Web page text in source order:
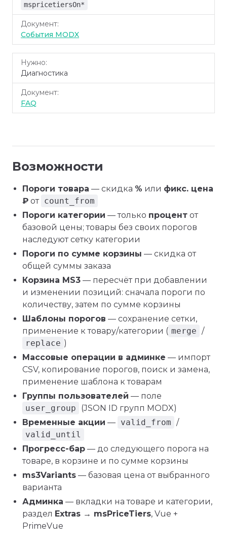
mspricetiersOn*
События MODX
Диагностика
FAQ
Возможности
Пороги товара — скидка % или фикс. цена
₽ от count_from
Пороги категории — только процент от
базовой цены; товары без своих порогов
наследуют сетку категории
Пороги по сумме корзины — скидка от
общей суммы заказа
Корзина MS3 — пересчёт при добавлении
и изменении позиций: сначала пороги по
количеству, затем по сумме корзины
Шаблоны порогов — сохранение сетки,
применение к товару/категории ( merge /
replace )
Массовые операции в админке — импорт
CSV, копирование порогов, поиск и замена,
применение шаблона к товарам
Группы пользователей — поле
user_group
(JSON ID групп MODX)
Временные акции — valid_from /
valid_until
Прогресс-бар — до следующего порога на
товаре, в корзине и по сумме корзины
ms3Variants — базовая цена от выбранного
варианта
Админка — вкладки на товаре и категории,
раздел Extras → msPriceTiers, Vue +
PrimeVue